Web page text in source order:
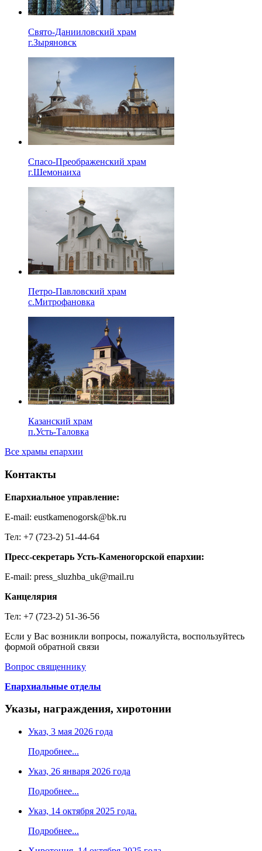
Свято-Данииловский храм
г.Зыряновск
Спасо-Преображенский храм
г.Шемонаиха
Петро-Павловский храм
с.Митрофановка
Казанский храм
п.Усть-Таловка
Все храмы епархии
Контакты
Епархиальное управление:
E-mail: eustkamenogorsk@bk.ru
Тел: +7 (723-2) 51-44-64
Пресс-секретарь Усть-Каменогорской епархии:
E-mail: press_sluzhba_uk@mail.ru
Канцелярия
Тел: +7 (723-2) 51-36-56
Если у Вас возникли вопросы, пожалуйста, воспользуйтесь
формой обратной связи
Вопрос священнику
Епархиальные отделы
Указы, награждения, хиротонии
Указ, 3 мая 2026 года
Подробнее...
Указ, 26 января 2026 года
Подробнее...
Указ, 14 октября 2025 года.
Подробнее...